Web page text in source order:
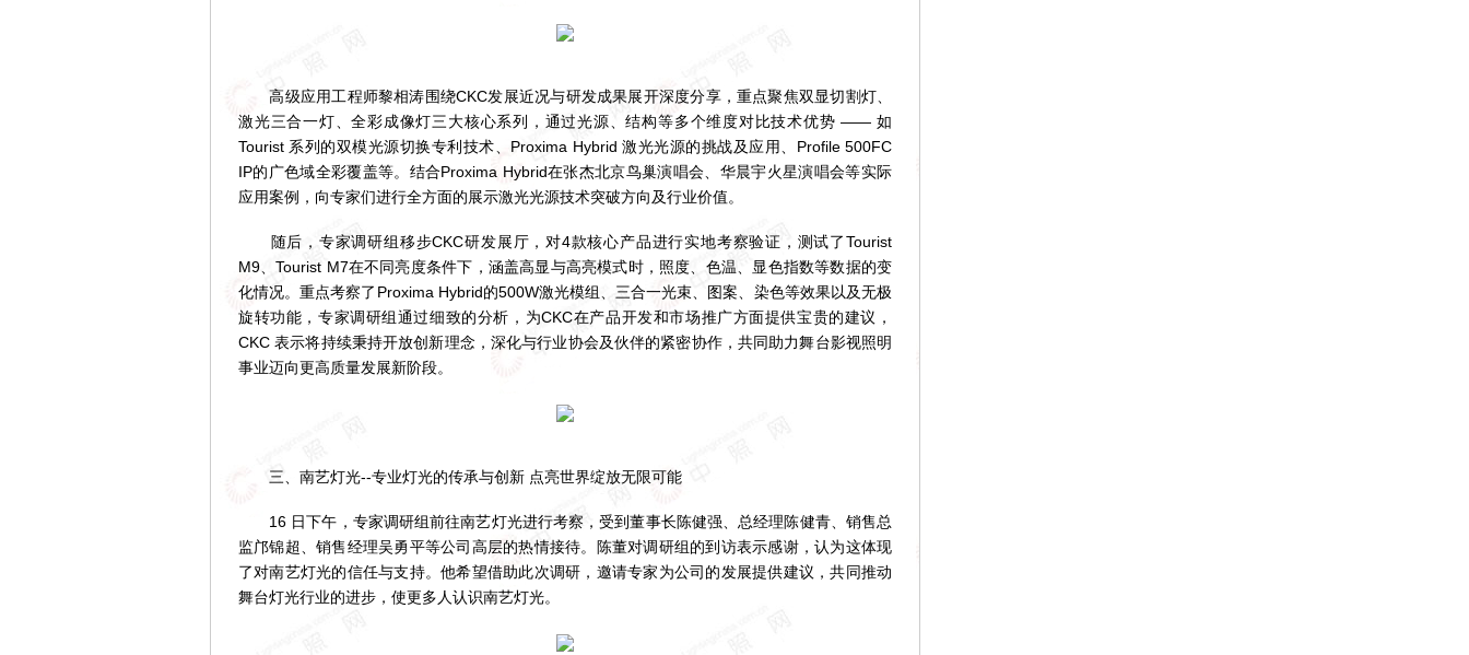
高级应用工程师黎相涛围绕CKC发展近况与研发成果展开深度分享，重点聚焦双显切割灯、
激光三合一灯、全彩成像灯三大核心系列，通过光源、结构等多个维度对比技术优势 —— 如
Tourist 系列的双模光源切换专利技术、Proxima Hybrid 激光光源的挑战及应用、Profile 500FC
IP的广色域全彩覆盖等。结合Proxima Hybrid在张杰北京鸟巢演唱会、华晨宇火星演唱会等实际
应用案例，向专家们进行全方面的展示激光光源技术突破方向及行业价值。
随后，专家调研组移步CKC研发展厅，对4款核心产品进行实地考察验证，测试了Tourist
M9、Tourist M7在不同亮度条件下，涵盖高显与高亮模式时，照度、色温、显色指数等数据的变
化情况。重点考察了Proxima Hybrid的500W激光模组、三合一光束、图案、染色等效果以及无极
旋转功能，专家调研组通过细致的分析，为CKC在产品开发和市场推广方面提供宝贵的建议，
CKC 表示将持续秉持开放创新理念，深化与行业协会及伙伴的紧密协作，共同助力舞台影视照明
事业迈向更高质量发展新阶段。
三、南艺灯光--专业灯光的传承与创新 点亮世界绽放无限可能
16 日下午，专家调研组前往南艺灯光进行考察，受到董事长陈健强、总经理陈健青、销售总
监邝锦超、销售经理吴勇平等公司高层的热情接待。陈董对调研组的到访表示感谢，认为这体现
了对南艺灯光的信任与支持。他希望借助此次调研，邀请专家为公司的发展提供建议，共同推动
舞台灯光行业的进步，使更多人认识南艺灯光。